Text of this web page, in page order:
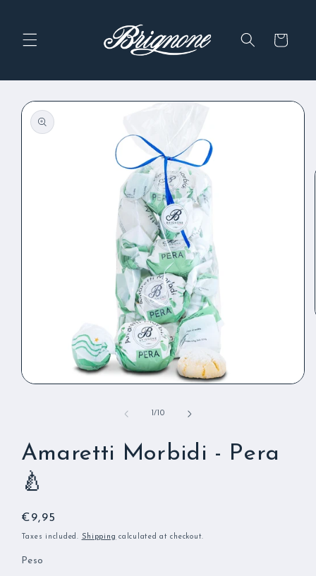
Cart
Skip to
product
information
1/of
10
Amaretti Morbidi - Pera
🍐
Regular
price
€9,95
Taxes included. Shipping calculated at checkout.
Peso